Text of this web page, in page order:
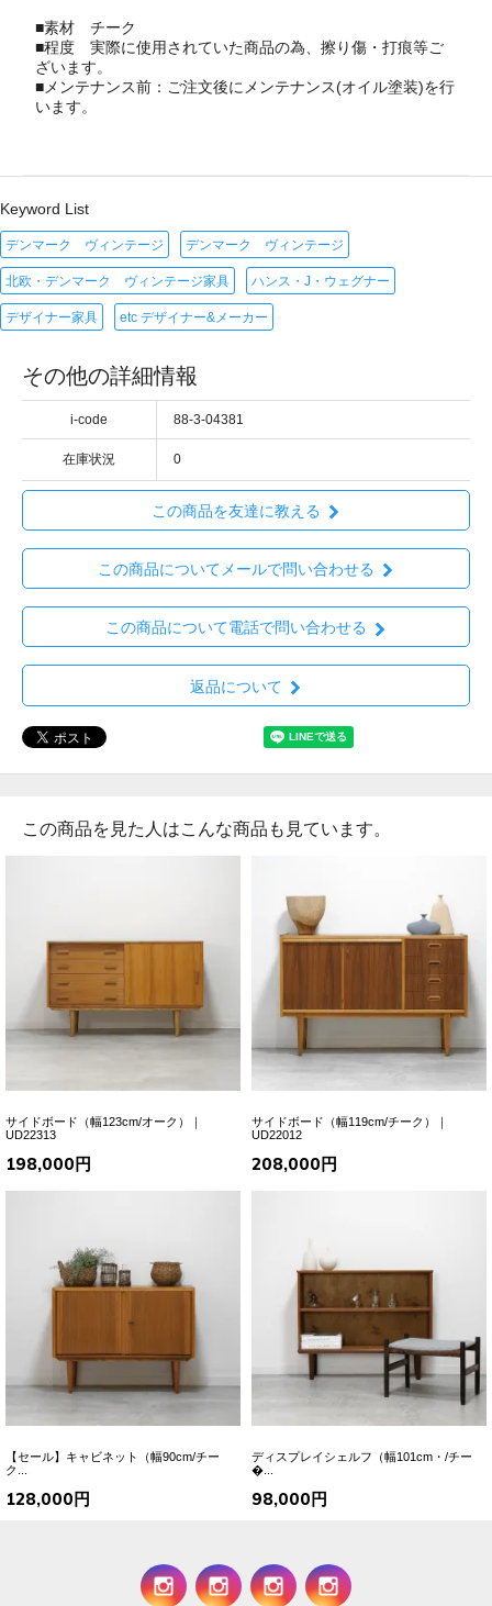
■素材 チーク
■程度 実際に使用されていた商品の為、擦り傷・打痕等ご
ざいます。
■メンテナンス前：ご注文後にメンテナンス(オイル塗装)を行
います。
Keyword List
デンマーク ヴィンテージ デンマーク ヴィンテージ
北欧・デンマーク ヴィンテージ家具 ハンス・J・ウェグナー
デザイナー家具 etc デザイナー&メーカー
その他の詳細情報
i-code 88-3-04381
在庫状況 0
この商品を友達に教える
この商品についてメールで問い合わせる
この商品について電話で問い合わせる
返品について
この商品を見た人はこんな商品も見ています。
サイドボード（幅123cm/オーク）｜
UD22313
198,000円
サイドボード（幅119cm/チーク）｜
UD22012
208,000円
【セール】キャビネット（幅90cm/チー
ク...
128,000円
ディスプレイシェルフ（幅101cm・/チー
�...
98,000円